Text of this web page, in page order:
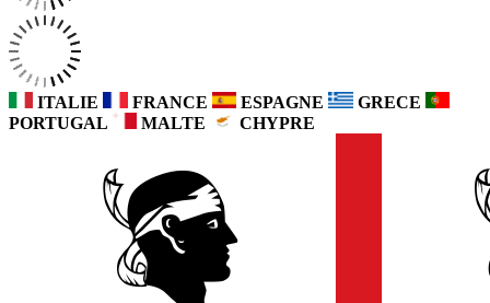
ITALIE FRANCE ESPAGNE
GRECE
PORTUGAL
MALTE CHYPRE